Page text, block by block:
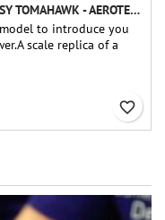
ROCKET KIT IQSY TOMAHAWK - AEROTECH
to introduce you
scale replica of a
rocket, small in size
move to higher-level kits.
favorite_border